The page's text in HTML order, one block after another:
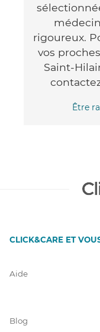
rigoureux.
vos
Saint-
Être
CLICK&CARE ET
Aide
Blog